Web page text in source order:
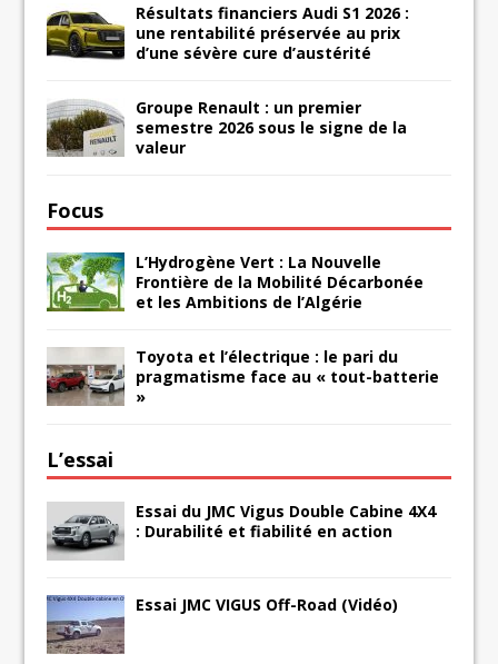
Résultats financiers Audi S1 2026 :
une rentabilité préservée au prix
d’une sévère cure d’austérité
Groupe Renault : un premier
semestre 2026 sous le signe de la
valeur
Focus
L’Hydrogène Vert : La Nouvelle
Frontière de la Mobilité Décarbonée
et les Ambitions de l’Algérie
Toyota et l’électrique : le pari du
pragmatisme face au « tout-batterie
»
L’essai
Essai du JMC Vigus Double Cabine 4X4
: Durabilité et fiabilité en action
Essai JMC VIGUS Off-Road (Vidéo)